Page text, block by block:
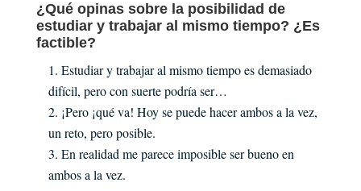
¿Qué opinas sobre la posibilidad de
estudiar y trabajar al mismo tiempo? ¿Es
factible?
Estudiar y trabajar al mismo tiempo es demasiado
difícil, pero con suerte podría ser…
¡Pero ¡qué va! Hoy se puede hacer ambos a la vez,
un reto, pero posible.
En realidad me parece imposible ser bueno en
ambos a la vez.